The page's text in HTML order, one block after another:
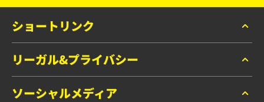
ショートリンク
マンフィルター カタログ
お問い合わせ
リーガル&プライバシー
データプライバシー
ソーシャルメディア